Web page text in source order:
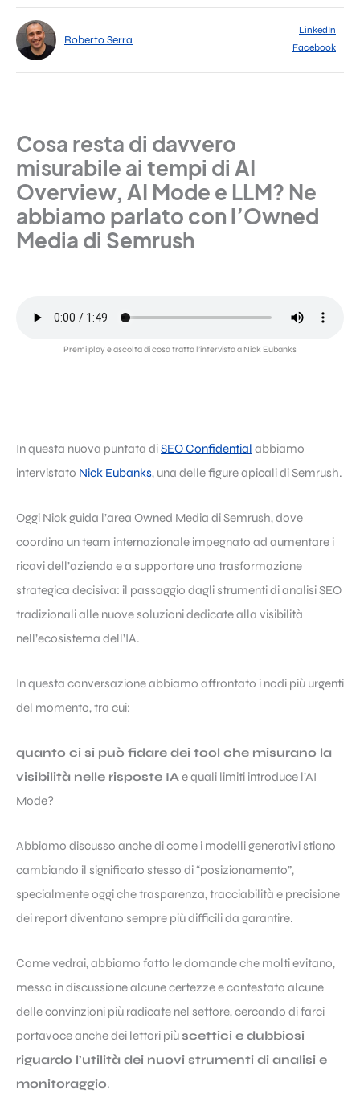
Roberto Serra
LinkedIn
Facebook
Cosa resta di davvero
misurabile ai tempi di AI
Overview, AI Mode e LLM? Ne
abbiamo parlato con l’Owned
Media di Semrush
Premi play e ascolta di cosa tratta l’intervista a Nick Eubanks
In questa nuova puntata diSEO Confidential abbiamo
intervistato Nick Eubanks, una delle figure apicali di Semrush.
Oggi Nick guida l’area Owned Media di Semrush, dove
coordina un team internazionale impegnato ad aumentare i
ricavi dell’azienda e a supportare una trasformazione
strategica decisiva: il passaggio dagli strumenti di analisi SEO
tradizionali alle nuove soluzioni dedicate alla visibilità
nell’ecosistema dell’IA.
In questa conversazione abbiamo affrontato i nodi più urgenti
del momento, tra cui:
quanto ci si può fidare dei tool che misurano la
visibilità nelle risposte IAe quali limiti introduce l’AI
Mode?
Abbiamo discusso anche di come i modelli generativi stiano
cambiando il significato stesso di “posizionamento”,
specialmente oggi che trasparenza, tracciabilità e precisione
dei report diventano sempre più difficili da garantire.
Come vedrai, abbiamo fatto le domande che molti evitano,
messo in discussione alcune certezze e contestato alcune
delle convinzioni più radicate nel settore, cercando di farci
portavoce anche dei lettori piùscettici e dubbiosi
riguardo l’utilità dei nuovi strumenti di analisi e
monitoraggio.